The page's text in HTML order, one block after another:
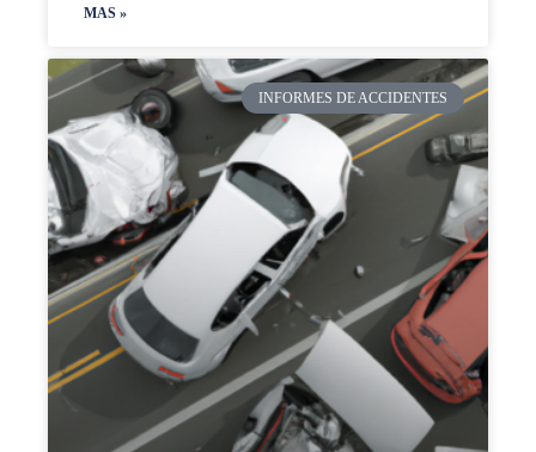
MAS »
INFORMES DE ACCIDENTES